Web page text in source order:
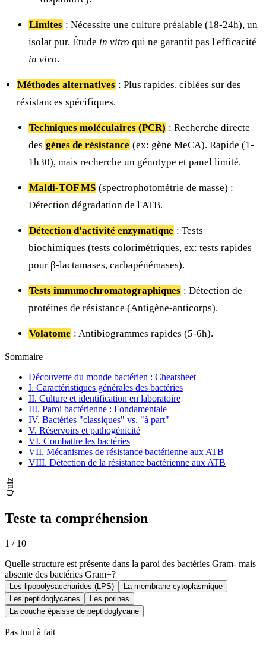
Limites : Nécessite une culture préalable (18-24h), un
isolat pur. Étude in vitro qui ne garantit pas l'efficacité
in vivo.
Méthodes alternatives : Plus rapides, ciblées sur des
résistances spécifiques.
Techniques moléculaires (PCR) : Recherche directe
des gènes de résistance (ex: gène MeCA). Rapide (1-
1h30), mais recherche un génotype et panel limité.
Maldi-TOF MS (spectrophotométrie de masse) :
Détection dégradation de l'ATB.
Détection d'activité enzymatique : Tests
biochimiques (tests colorimétriques, ex: tests rapides
pour β-lactamases, carbapénémases).
Tests immunochromatographiques : Détection de
protéines de résistance (Antigène-anticorps).
Volatome : Antibiogrammes rapides (5-6h).
Sommaire
Découverte du monde bactérien : Cheatsheet
I. Caractéristiques générales des bactéries
II. Culture et identification en laboratoire
III. Paroi bactérienne : Fondamentale
IV. Bactéries "classiques" vs. "à part"
V. Réservoirs et pathogénicité
VI. Combattre les bactéries
VII. Mécanismes de résistance bactérienne aux ATB
VIII. Détection de la résistance bactérienne aux ATB
Quiz
Teste ta compréhension
1 / 10
Quelle structure est présente dans la paroi des bactéries Gram- mais
absente des bactéries Gram+?
Les lipopolysaccharides (LPS)
La membrane cytoplasmique
Les peptidoglycanes
Les porines
La couche épaisse de peptidoglycane
Pas tout à fait